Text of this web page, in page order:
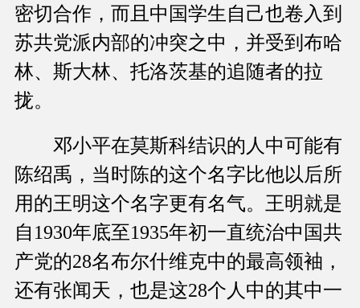
密切合作，而且中国学生自己也卷入到
苏共党派内部的冲突之中，并受到布哈
林、斯大林、托洛茨基的追随者的拉
拢。
邓小平在莫斯科结识的人中可能有
陈绍禹，当时陈的这个名字比他以后所
用的王明这个名字更有名气。王明就是
自1930年底至1935年初一直统治中国共
产党的28名布尔什维克中的最高领袖，
还有张闻天，也是这28个人中的其中一